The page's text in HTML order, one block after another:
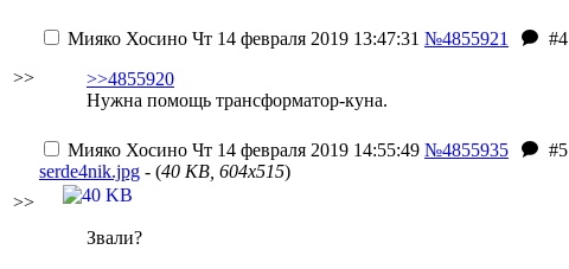
>>
Мияко Хосино Чт 14 февраля 2019 13:47:31 №4855921
#4
>>4855920
Нужна помощь трансформатор-куна.
>>
Мияко Хосино Чт 14 февраля 2019 14:55:49 №4855935
#5
serde4nik.jpg - (40 KB, 604x515)
Звали?